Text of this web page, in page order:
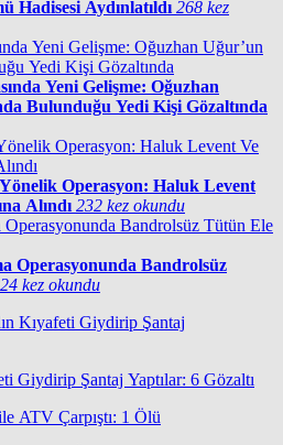
Hadisesi Aydınlatıldı 268 kez
Yeni Gelişme: Oğuzhan
Bulunduğu Yedi Kişi Gözaltında
Operasyon: Haluk Levent
Alındı 232 kez okundu
Operasyonunda Bandrolsüz
kez okundu
Giydirip Şantaj Yaptılar: 6 Gözaltı